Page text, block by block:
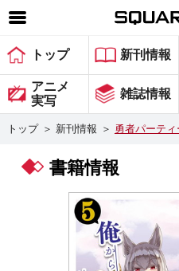
SQUARE ENIX 公式サ
ゲーム
マガジン＆ブックス
グッズ
トップ 新刊情報
アニメ
実写
雑誌情報
トップ ＞ 新刊情報 ＞ 勇者パーテ
書籍情報